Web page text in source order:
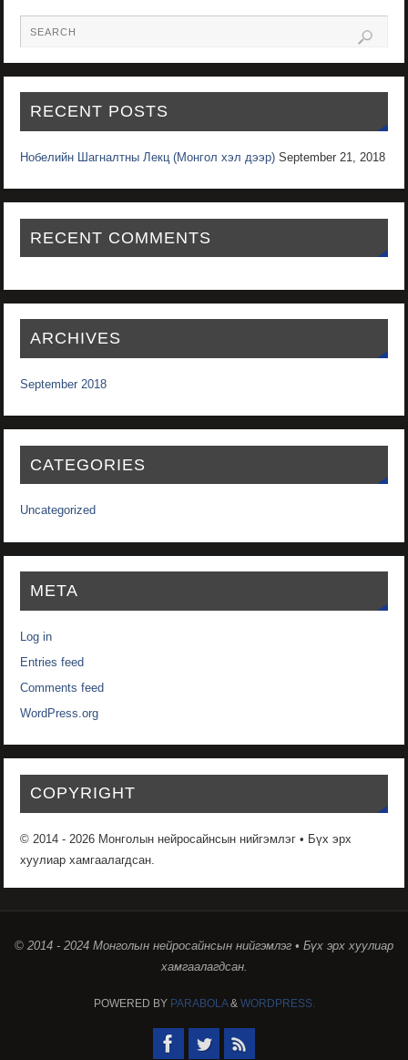
RECENT POSTS
Нобелийн Шагналтны Лекц (Монгол хэл дээр) September 21, 2018
RECENT COMMENTS
ARCHIVES
September 2018
CATEGORIES
Uncategorized
META
Log in
Entries feed
Comments feed
WordPress.org
COPYRIGHT
© 2014 - 2026 Монголын нейросайнсын нийгэмлэг • Бүх эрх
хуулиар хамгаалагдсан.
© 2014 - 2024 Монголын нейросайнсын нийгэмлэг • Бүх эрх хуулиар
хамгаалагдсан.
POWERED BY PARABOLA& WORDPRESS.